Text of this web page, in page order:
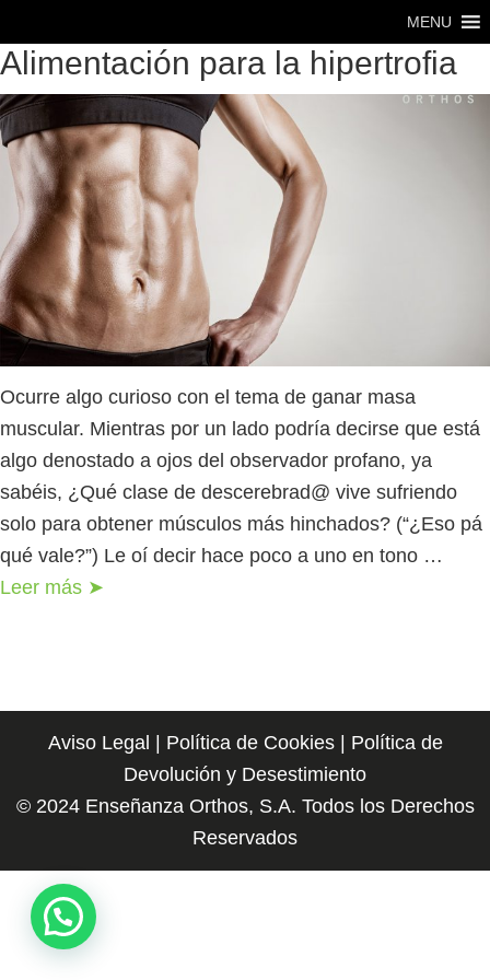
al
contenido
principal
al
pie
de
página
MENU
Alimentación para la hipertrofia
Ocurre algo curioso con el tema de ganar masa
muscular. Mientras por un lado podría decirse que está
algo denostado a ojos del observador profano, ya
sabéis, ¿Qué clase de descerebrad@ vive sufriendo
solo para obtener músculos más hinchados? (“¿Eso pá
qué vale?”) Le oí decir hace poco a uno en tono …
Leer más ➤
Aviso Legal | Política de Cookies| Política de
Devolución y Desestimiento
© 2024 Enseñanza Orthos, S.A. Todos los Derechos
Reservados